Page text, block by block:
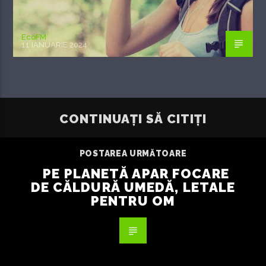
EcoFM
11 IANUARIE 2024
CONTINUAȚI SĂ CITIȚI
POSTAREA URMĂTOARE
PE PLANETĂ APAR FOCARE
DE CĂLDURĂ UMEDĂ, LETALE
PENTRU OM